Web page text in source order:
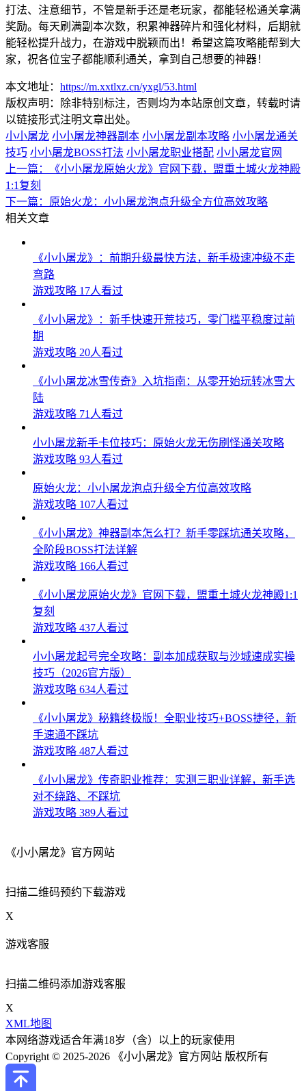
打法、注意细节，不管是新手还是老玩家，都能轻松通关拿满
奖励。每天刷满副本次数，积累神器碎片和强化材料，后期就
能轻松提升战力，在游戏中脱颖而出！希望这篇攻略能帮到大
家，祝各位宝子都能顺利通关，拿到自己想要的神器！
本文地址： https://m.xxtlxz.cn/yxgl/53.html
版权声明：除非特别标注，否则均为本站原创文章，转载时请
以链接形式注明文章出处。
小小屠龙 小小屠龙神器副本 小小屠龙副本攻略 小小屠龙通关
技巧 小小屠龙BOSS打法 小小屠龙职业搭配 小小屠龙官网
上一篇：
《小小屠龙原始火龙》官网下载，盟重土城火龙神殿
1:1复刻
下一篇： 原始火龙：小小屠龙泡点升级全方位高效攻略
相关文章
《小小屠龙》：前期升级最快方法，新手极速冲级不走
弯路
游戏攻略 17人看过
《小小屠龙》：新手快速开荒技巧，零门槛平稳度过前
期
游戏攻略 20人看过
《小小屠龙冰雪传奇》入坑指南：从零开始玩转冰雪大
陆
游戏攻略 71人看过
小小屠龙新手卡位技巧：原始火龙无伤刷怪通关攻略
游戏攻略 93人看过
原始火龙：小小屠龙泡点升级全方位高效攻略
游戏攻略 107人看过
《小小屠龙》神器副本怎么打？新手零踩坑通关攻略，
全阶段BOSS打法详解
游戏攻略 166人看过
《小小屠龙原始火龙》官网下载，盟重土城火龙神殿1:1
复刻
游戏攻略 437人看过
小小屠龙起号完全攻略：副本加成获取与沙城速成实操
技巧（2026官方版）
游戏攻略 634人看过
《小小屠龙》秘籍终极版！全职业技巧+BOSS捷径，新
手速通不踩坑
游戏攻略 487人看过
《小小屠龙》传奇职业推荐：实测三职业详解，新手选
对不绕路、不踩坑
游戏攻略 389人看过
《小小屠龙》官方网站
扫描二维码预约下载游戏
X
游戏客服
扫描二维码添加游戏客服
X
XML地图
本网络游戏适合年满18岁（含）以上的玩家使用
Copyright © 2025-2026 《小小屠龙》官方网站 版权所有